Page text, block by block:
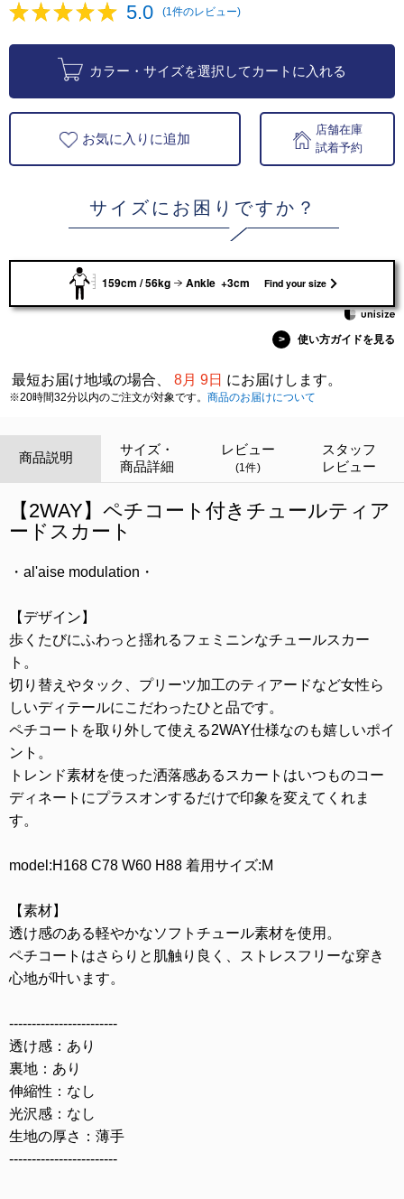
5.0 (1件のレビュー)
カラー・サイズを選択してカートに入れる
お気に入りに追加
店舗在庫
試着予約
サイズにお困りですか？
159cm / 56kg Ankle +3cm Find your size
> 使い方ガイドを見る
最短お届け地域の場合、 8月 9日 にお届けします。
※20時間32分以内のご注文が対象です。 商品のお届けについて
商品説明
サイズ・
商品詳細
レビュー
(1件)
スタッフ
レビュー
【2WAY】ペチコート付きチュールティア
ードスカート
・al'aise modulation・
【デザイン】
歩くたびにふわっと揺れるフェミニンなチュールスカー
ト。
切り替えやタック、プリーツ加工のティアードなど女性ら
しいディテールにこだわったひと品です。
ペチコートを取り外して使える2WAY仕様なのも嬉しいポイ
ント。
トレンド素材を使った洒落感あるスカートはいつものコー
ディネートにプラスオンするだけで印象を変えてくれま
す。
model:H168 C78 W60 H88 着用サイズ:M
【素材】
透け感のある軽やかなソフトチュール素材を使用。
ペチコートはさらりと肌触り良く、ストレスフリーな穿き
心地が叶います。
------------------------
透け感：あり
裏地：あり
伸縮性：なし
光沢感：なし
生地の厚さ：薄手
------------------------